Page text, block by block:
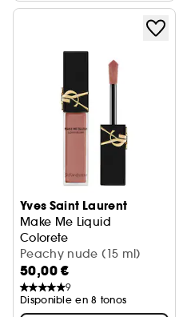
Yves Saint Laurent
Make Me Liquid
Colorete
Peachy nude (15 ml)
50,00 €
9
Disponible en 8 tonos